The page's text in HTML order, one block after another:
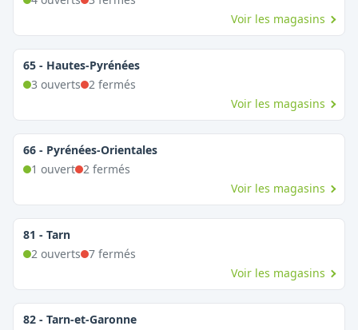
Voir les magasins
65 - Hautes-Pyrénées
3 ouverts 2fermés
Voir les magasins
66 - Pyrénées-Orientales
1 ouvert 2fermés
Voir les magasins
81 - Tarn
2ouverts 7fermés
Voir les magasins
82 - Tarn-et-Garonne